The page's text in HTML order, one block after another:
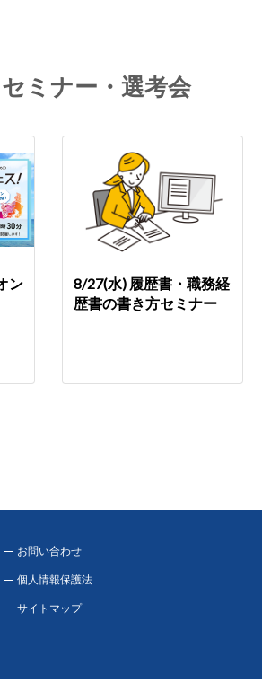
ミナー・選考会
ン
8/27(水) 履歴書・職務経
歴書の書き方セミナー
お問い合わせ
個人情報保護法
サイトマップ